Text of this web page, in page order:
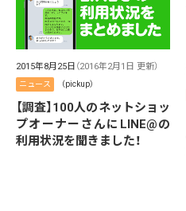
2015年8月25日 （2016年2月1日 更新）
ニュース （pickup）
【調査】100人のネットショッ
プオーナーさんにLINE@の
利用状況を聞きました！